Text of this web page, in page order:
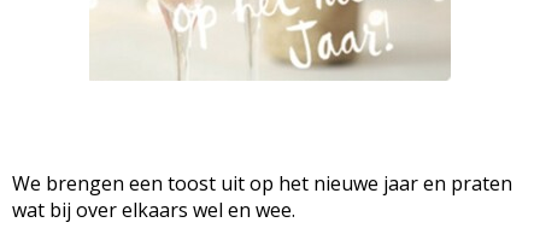
We brengen een toost uit op het nieuwe jaar en praten
wat bij over elkaars wel en wee.